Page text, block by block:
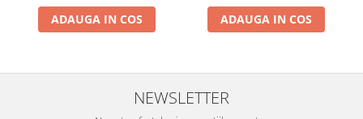
ADAUGA IN COS ADAUGA IN COS
NEWSLETTER